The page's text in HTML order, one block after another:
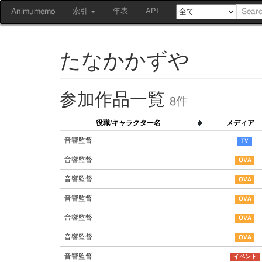
Animumemo 索引 年表 API
たなかかずや
参加作品一覧 8件
役職/キャラクター名 メディア
音響監督
音響監督
音響監督
音響監督
音響監督
音響監督
音響監督